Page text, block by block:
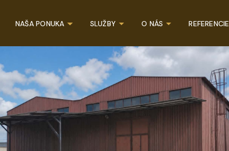
NAŠA PONUKA SLUŽBY O NÁS REFERENCIE